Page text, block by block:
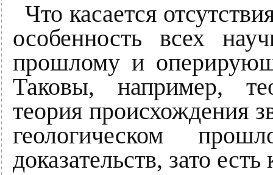
Что касается
особенность всех
прошлому и
Таковы, например,
теория происхождения
геологическом
доказательств, зато